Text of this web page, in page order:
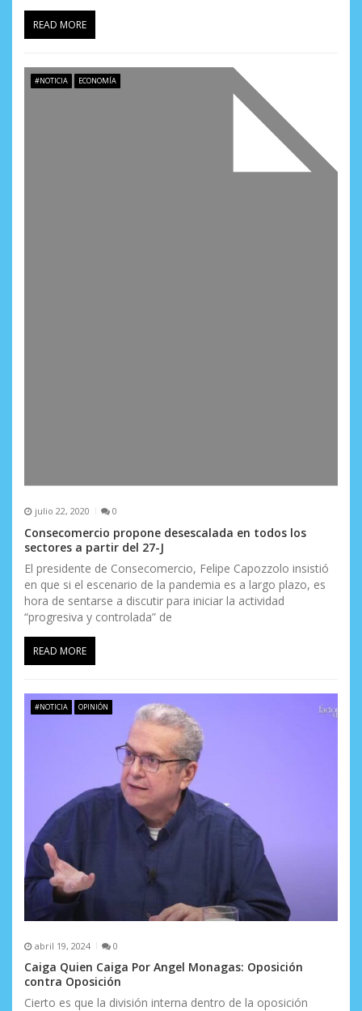
READ MORE
#NOTICIA ECONOMÍA
julio 22, 2020 0
Consecomercio propone desescalada en todos los
sectores a partir del 27-J
El presidente de Consecomercio, Felipe Capozzolo insistió
en que si el escenario de la pandemia es a largo plazo, es
hora de sentarse a discutir para iniciar la actividad
“progresiva y controlada” de
READ MORE
#NOTICIA OPINIÓN
abril 19, 2024 0
Caiga Quien Caiga Por Angel Monagas: Oposición
contra Oposición
Cierto es que la división interna dentro de la oposición